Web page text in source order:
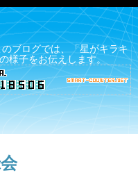
ブログでは、「星がキラキ
子をお伝えします。